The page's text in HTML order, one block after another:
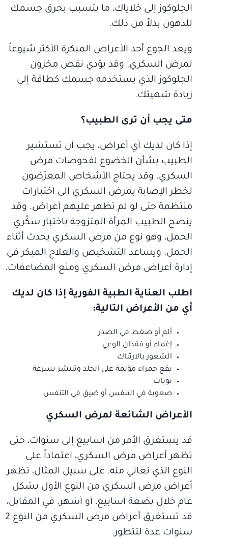
الجلوكوز إلى خلاياك، ما يتسبب بحرق جسمك
للدهون بدلاً من ذلك.
ويعد الجوع أحد الأعراض المبكرة الأكثر شيوعاً
لمرض السكري. وقد يؤدي نقص مخزون
الجلوكوز الذي يستخدمه جسمك كطاقة إلى
زيادة شهيتك.
متى يجب أن ترى الطبيب؟
إذا كان لديك أي أعراض، يجب أن تستشير
الطبيب بشأن الخضوع لفحوصات مرض
السكري. وقد يحتاج الأشخاص المعرّضون
لخطر الإصابة بمرض السكري إلى اختبارات
منتظمة حتى لو لم تظهر عليهم أعراض. وقد
ينصح الطبيب المرأة المتزوجة باختبار سكّري
الحمل، وهو نوع من مرض السكري يحدث أثناء
الحمل. ويساعد التشخيص والعلاج المبكر في
إدارة أعراض مرض السكري ومنع المضاعفات.
اطلب العناية الطبية الفورية إذا كان لديك
أي من الأعراض التالية:
ألم أو ضغط في الصدر
إغماء أو فقدان الوعي
الشعور بالارتباك
بقع حمراء مؤلمة على الجلد وتنتشر بسرعة
نوبات
صعوبة في التنفس أو ضيق في التنفس
الأعراض الشائعة لمرض السكري
قد يستغرق الأمر من أسابيع إلى سنوات، حتى
تظهر أعراض مرض السكري، اعتماداً على
النوع الذي تعاني منه. على سبيل المثال، تظهر
أعراض مرض السكري من النوع الأول بشكل
عام خلال بضعة أسابيع، أو أشهر. في المقابل،
قد تستغرق أعراض مرض السكري من النوع 2
سنوات عدة لتتطور.